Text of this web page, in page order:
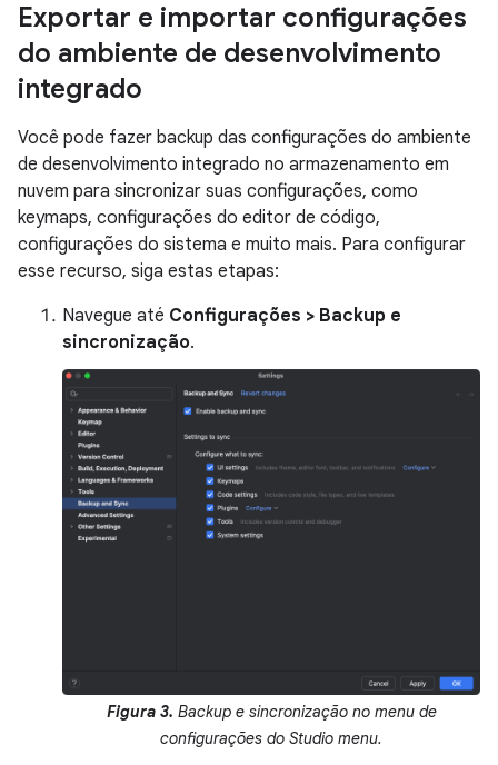
Exportar e importar configurações
do ambiente de desenvolvimento
integrado
Você pode fazer backup das configurações do ambiente
de desenvolvimento integrado no armazenamento em
nuvem para sincronizar suas configurações, como
keymaps, configurações do editor de código,
configurações do sistema e muito mais. Para configurar
esse recurso, siga estas etapas:
Navegue até Configurações > Backup e
sincronização.
Figura 3. Backup e sincronização no menu de
configurações do Studio menu.